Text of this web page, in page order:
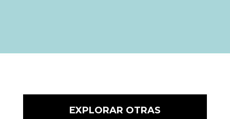
EXPLORAR OTRAS